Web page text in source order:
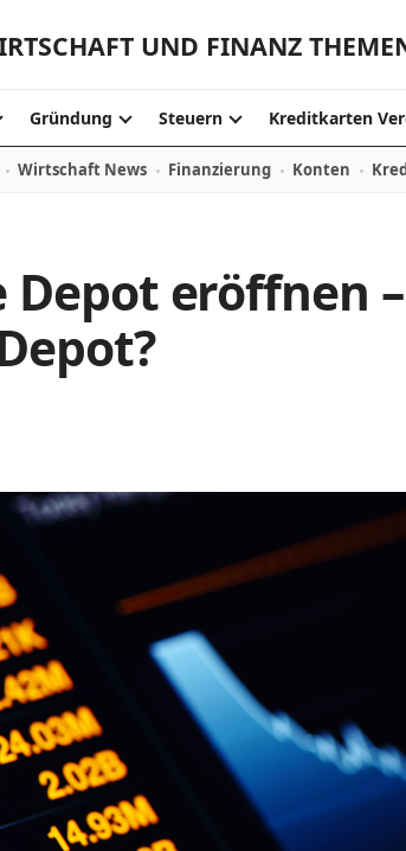
UND FINANZ
Gründung Steuern Kreditkarten
Wirtschaft News Finanzierung Konten
eröffnen